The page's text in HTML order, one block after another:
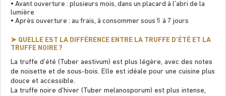
• Avant ouverture : plusieurs mois, dans un placard à l’abri de la
lumière
• Après ouverture : au frais, à consommer sous 5 à 7 jours
➤ QUELLE EST LA DIFFÉRENCE ENTRE LA TRUFFE D’ÉTÉ ET LA
TRUFFE NOIRE ?
La truffe d’été (Tuber aestivum) est plus légère, avec des notes
de noisette et de sous-bois. Elle est idéale pour une cuisine plus
douce et accessible.
La truffe noire d’hiver (Tuber melanosporum) est plus intense,